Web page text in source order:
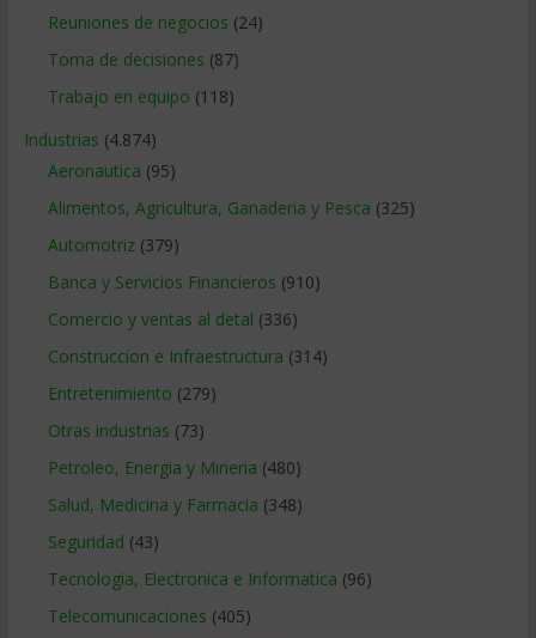
Reuniones de negocios (24)
Toma de decisiones (87)
Trabajo en equipo (118)
Industrias (4.874)
Aeronautica (95)
Alimentos, Agricultura, Ganaderia y Pesca (325)
Automotriz(379)
Banca y Servicios Financieros (910)
Comercio y ventas al detal (336)
Construccion e Infraestructura (314)
Entretenimiento (279)
Otras industrias (73)
Petroleo, Energia y Mineria (480)
Salud, Medicina y Farmacia (348)
Seguridad (43)
Tecnologia, Electronica e Informatica (96)
Telecomunicaciones (405)